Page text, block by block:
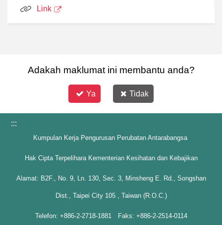
Link
Adakah maklumat ini membantu anda?
Ya Tidak
:::
Kumpulan Kerja Pengurusan Perubatan Antarabangsa
Hak Cipta Terpelihara Kementerian Kesihatan dan Kebajikan
Alamat: B2F., No. 9, Ln. 130, Sec. 3, Minsheng E. Rd., Songshan
Dist., Taipei City 105 , Taiwan (R.O.C.)
Telefon: +886-2-2718-1881 Faks: +886-2-2514-0114